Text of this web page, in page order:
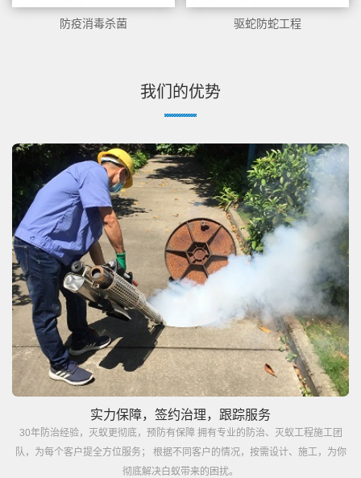
防疫消毒杀菌 驱蛇防蛇工程
我们的优势
实力保障，签约治理，跟踪服务
30年防治经验，灭蚁更彻底，预防有保障 拥有专业的防治、灭蚁工程施工团
队，为每个客户提全方位服务； 根据不同客户的情况，按需设计、施工，为你
彻底解决白蚁带来的困扰。